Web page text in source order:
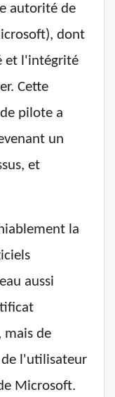
autorité de
dont
et l'intégrité
Cette
pilote a
un
et
la
aussi
mais de
l'utilisateur
Microsoft.